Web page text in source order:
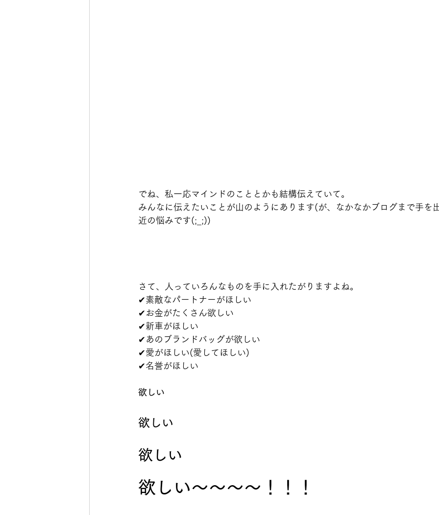
でね、私一応マインドのこととかも結構伝えていて。
みんなに伝えたいことが山のようにあります(が、なかなかブログまで手を
近の悩みです(;_;))
さて、人っていろんなものを手に入れたがりますよね。
✔︎素敵なパートナーがほしい
✔︎お金がたくさん欲しい
✔︎新車がほしい
✔︎あのブランドバッグが欲しい
✔︎愛がほしい(愛してほしい)
✔︎名誉がほしい
欲しい
欲しい
欲しい
欲しい〜〜〜〜！！！